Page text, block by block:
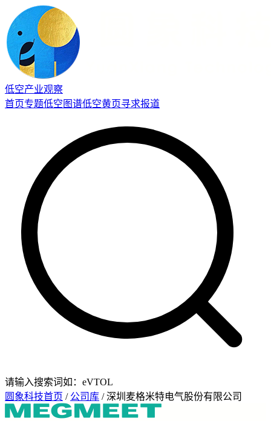
低空产业观察
首页专题低空图谱低空黄页寻求报道
请输入搜索词如：eVTOL
圆象科技首页 / 公司库 / 深圳麦格米特电气股份有限公司